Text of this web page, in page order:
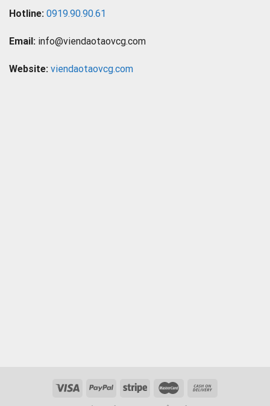
Hotline: 0919.90.90.61
Email: info@viendaotaovcg.com
Website: viendaotaovcg.com